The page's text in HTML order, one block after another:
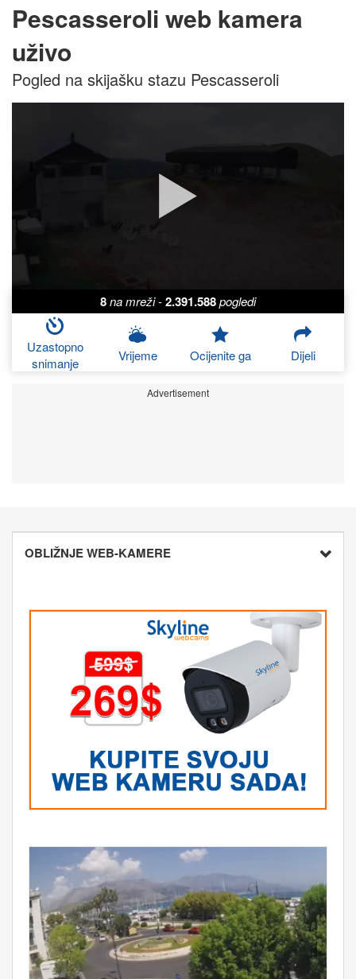
Pescasseroli web kamera
uživo
Pogled na skijašku stazu Pescasseroli
8na mreži-2.391.588pogledi
Uzastopno
snimanje
Vrijeme Ocijenite ga Dijeli
Advertisement
OBLIŽNJE WEB-KAMERE